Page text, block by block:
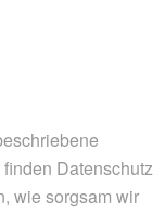
Datenschutz
wie sorgsam wir